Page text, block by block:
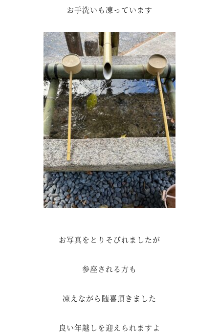
お手洗いも凍っています
お写真をとりそびれましたが
参座される方も
凍えながら随喜頂きました
良い年越しを迎えられますよ